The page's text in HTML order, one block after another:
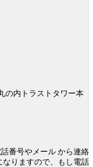
の内トラストタワー本
番号やメール から連絡
りますので、もし電話